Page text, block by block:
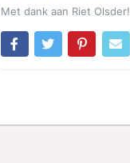
Met dank aan Riet Olsder!